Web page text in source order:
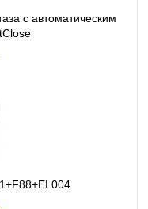
с автоматическим